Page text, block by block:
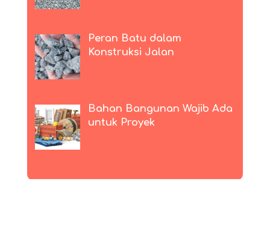
Peran Batu dalam
Konstruksi Jalan
Bahan Bangunan Wajib Ada
untuk Proyek